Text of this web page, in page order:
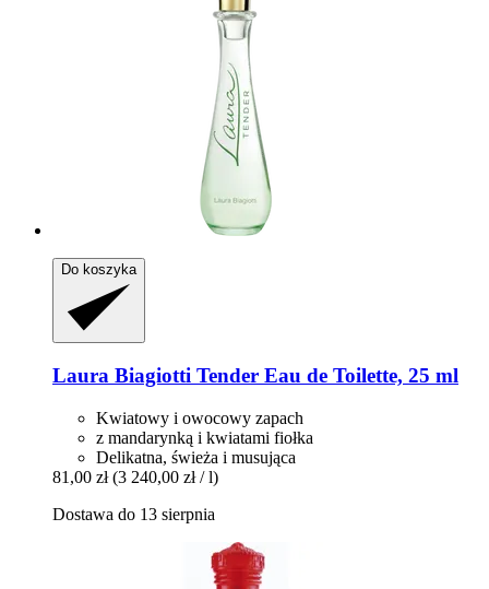
Do koszyka
Laura Biagiotti Tender Eau de Toilette, 25 ml
Kwiatowy i owocowy zapach
z mandarynką i kwiatami fiołka
Delikatna, świeża i musująca
81,00 zł (3 240,00 zł / l)
Dostawa do 13 sierpnia